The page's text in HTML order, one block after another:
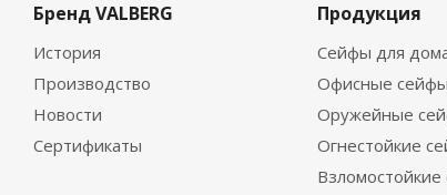
Бренд VALBERG
История
Производство
Новости
Сертификаты
Продукция
Сейфы для
Офисные сейфы
Оружейные
Огнестойкие